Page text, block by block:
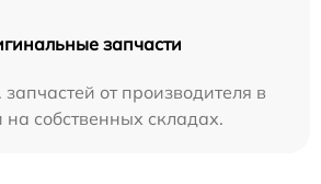
запчасти
от производителя в
на собственных складах.